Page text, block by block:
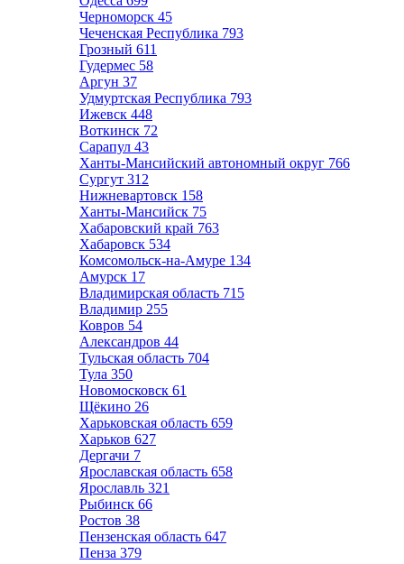
Черноморск 45
Чеченская Республика 793
Грозный 611
Гудермес 58
Аргун 37
Удмуртская Республика 793
Ижевск 448
Воткинск 72
Сарапул 43
Ханты-Мансийский автономный округ 766
Сургут 312
Нижневартовск 158
Ханты-Мансийск 75
Хабаровский край 763
Хабаровск 534
Комсомольск-на-Амуре 134
Амурск 17
Владимирская область 715
Владимир 255
Ковров 54
Александров 44
Тульская область 704
Тула 350
Новомосковск 61
Щёкино 26
Харьковская область 659
Харьков 627
Дергачи 7
Ярославская область 658
Ярославль 321
Рыбинск 66
Ростов 38
Пензенская область 647
Пенза 379